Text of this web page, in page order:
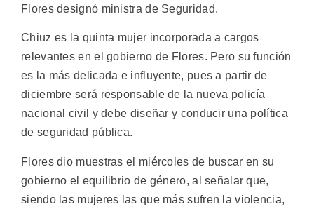
Flores designó ministra de Seguridad.
Chiuz es la quinta mujer incorporada a cargos
relevantes en el gobierno de Flores. Pero su función
es la más delicada e influyente, pues a partir de
diciembre será responsable de la nueva policía
nacional civil y debe diseñar y conducir una política
de seguridad pública.
Flores dio muestras el miércoles de buscar en su
gobierno el equilibrio de género, al señalar que,
siendo las mujeres las que más sufren la violencia,